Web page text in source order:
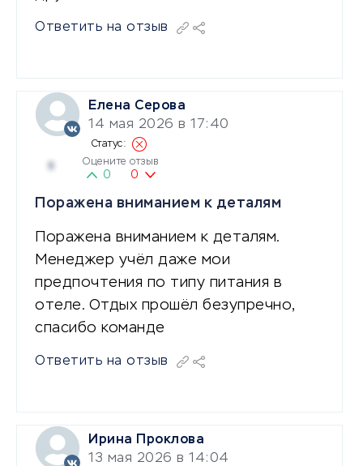
Ответить на отзыв
Елена Серова
14 мая 2026 в 17:40
Оцените отзыв
0 0
Поражена вниманием к деталям
Поражена вниманием к деталям.
Менеджер учёл даже мои
предпочтения по типу питания в
отеле. Отдых прошёл безупречно,
спасибо команде
Ответить на отзыв
Ирина Проклова
13 мая 2026 в 14:04